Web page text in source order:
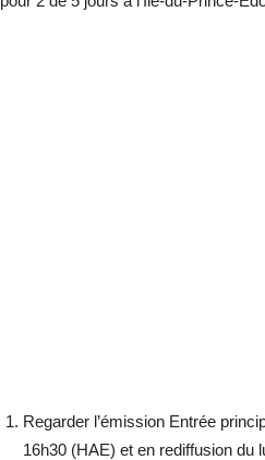
Regarder l’émission Entrée
16h30 (HAE) et en rediffusion du